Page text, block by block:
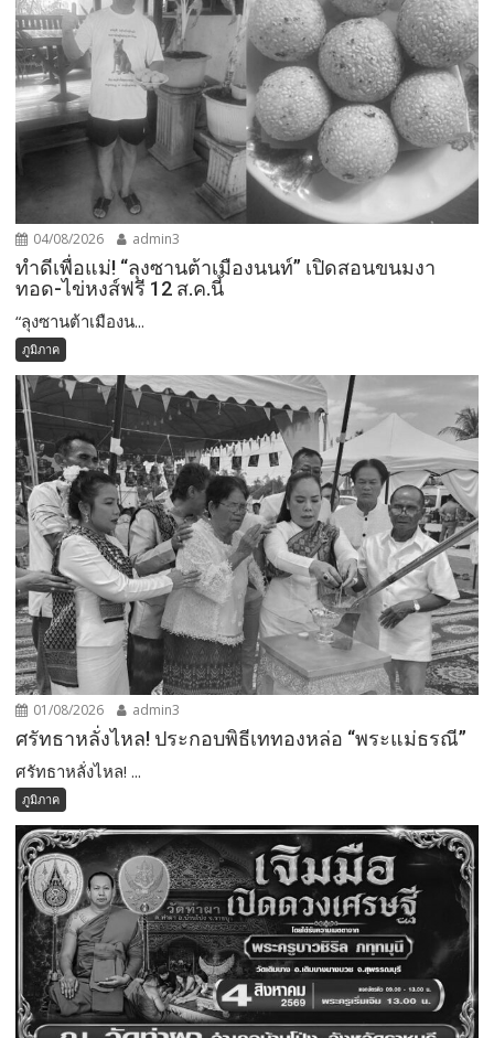
04/08/2026 admin3
ทำดีเพื่อแม่! “ลุงซานต้าเมืองนนท์” เปิดสอนขนมงา
ทอด-ไข่หงส์ฟรี 12 ส.ค.นี้
“ลุงซานต้าเมืองน...
ภูมิภาค
01/08/2026 admin3
ศรัทธาหลั่งไหล! ประกอบพิธีเททองหล่อ “พระแม่ธรณี”
ศรัทธาหลั่งไหล! ...
ภูมิภาค